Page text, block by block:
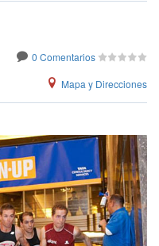
0 Comentarios
Mapa y Direcciones